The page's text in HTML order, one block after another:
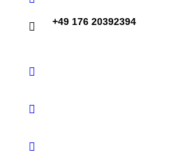
+49 176 20392394